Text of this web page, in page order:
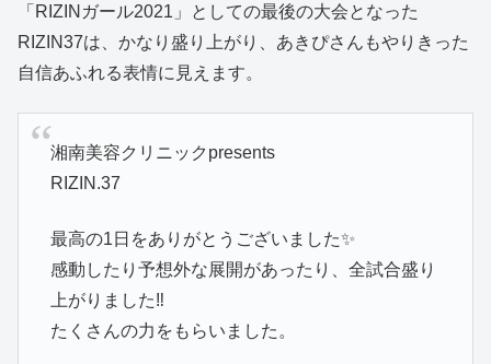
「RIZINガール2021」としての最後の大会となった
RIZIN37は、かなり盛り上がり、あきぴさんもやりきった
自信あふれる表情に見えます。
湘南美容クリニックpresents
RIZIN.37
最高の1日をありがとうございました✨
感動したり予想外な展開があったり、全試合盛り
上がりました‼️
たくさんの力をもらいました。